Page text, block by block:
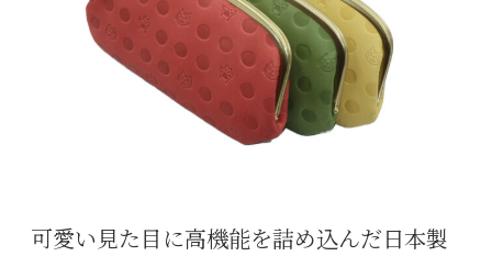
可愛い見た目に高機能を詰め込んだ日本製